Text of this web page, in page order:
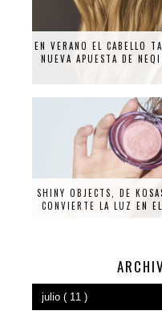
EN VERANO EL CABELLO
NUEVA APUESTA DE
SHINY OBJECTS, DE
CONVIERTE LA LUZ EN